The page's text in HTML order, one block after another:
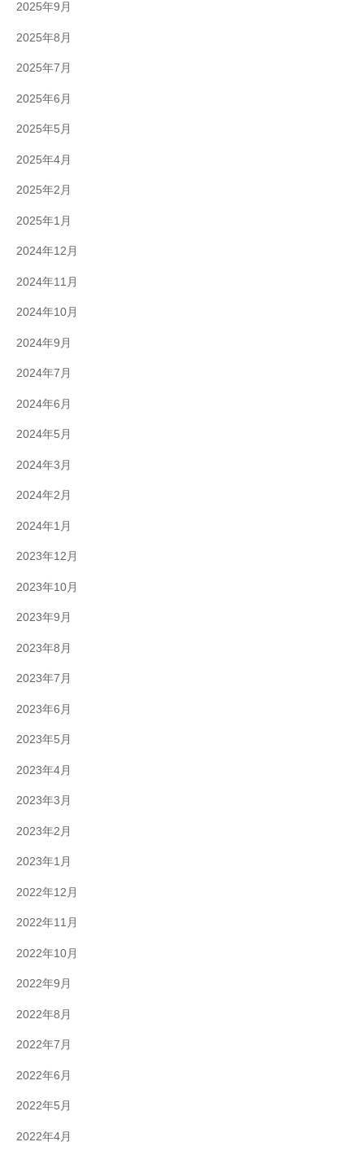
2025年9月
2025年8月
2025年7月
2025年6月
2025年5月
2025年4月
2025年2月
2025年1月
2024年12月
2024年11月
2024年10月
2024年9月
2024年7月
2024年6月
2024年5月
2024年3月
2024年2月
2024年1月
2023年12月
2023年10月
2023年9月
2023年8月
2023年7月
2023年6月
2023年5月
2023年4月
2023年3月
2023年2月
2023年1月
2022年12月
2022年11月
2022年10月
2022年9月
2022年8月
2022年7月
2022年6月
2022年5月
2022年4月